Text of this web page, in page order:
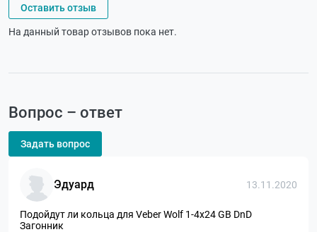
Оставить отзыв
На данный товар отзывов пока нет.
Вопрос – ответ
Задать вопрос
Эдуард 13.11.2020
Подойдут ли кольца для Veber Wolf 1-4x24 GB DnD
Загонник